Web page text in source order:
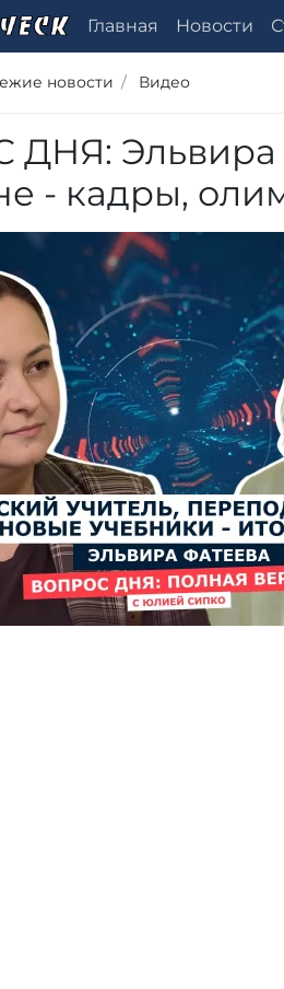
Главная Новости
новости Видео
Эльвира
- кадры,